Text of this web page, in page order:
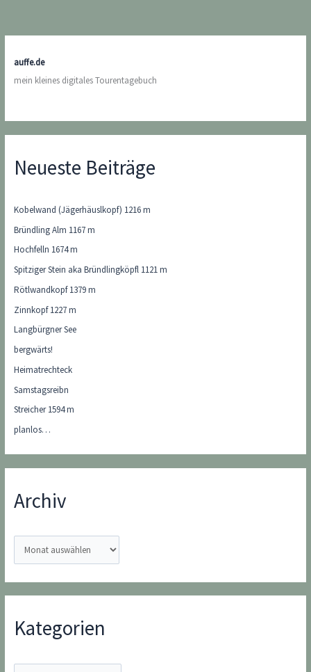
auffe.de
mein kleines digitales Tourentagebuch
Neueste Beiträge
Kobelwand (Jägerhäuslkopf) 1216 m
Bründling Alm 1167 m
Hochfelln 1674 m
Spitziger Stein aka Bründlingköpfl 1121 m
Rötlwandkopf 1379 m
Zinnkopf 1227 m
Langbürgner See
bergwärts!
Heimatrechteck
Samstagsreibn
Streicher 1594 m
planlos…
Archiv
r
c
h
vKategorien